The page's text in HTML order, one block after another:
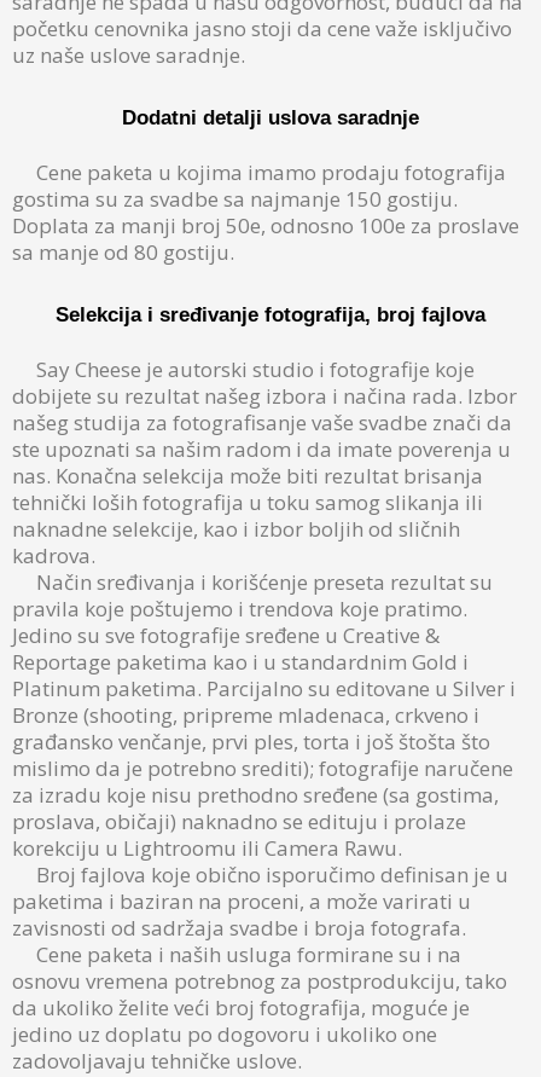
početku cenovnika jasno stoji da cene važe isključivo
uz naše uslove saradnje.
Dodatni detalji uslova saradnje
Cene paketa u kojima imamo prodaju fotografija
gostima su za svadbe sa najmanje 150 gostiju.
Doplata za manji broj 50e, odnosno 100e za proslave
sa manje od 80 gostiju.
Selekcija i sređivanje fotografija, broj fajlova
Say Cheese je autorski studio i fotografije koje
dobijete su rezultat našeg izbora i načina rada. Izbor
našeg studija za fotografisanje vaše svadbe znači da
ste upoznati sa našim radom i da imate poverenja u
nas. Konačna selekcija može biti rezultat brisanja
tehnički loših fotografija u toku samog slikanja ili
naknadne selekcije, kao i izbor boljih od sličnih
kadrova.
Način sređivanja i korišćenje preseta rezultat su
pravila koje poštujemo i trendova koje pratimo.
Jedino su sve fotografije sređene u Creative &
Reportage paketima kao i u standardnim Gold i
Platinum paketima. Parcijalno su editovane u Silver i
Bronze (shooting, pripreme mladenaca, crkveno i
građansko venčanje, prvi ples, torta i još štošta što
mislimo da je potrebno srediti); fotografije naručene
za izradu koje nisu prethodno sređene (sa gostima,
proslava, običaji) naknadno se edituju i prolaze
korekciju u Lightroomu ili Camera Rawu.
Broj fajlova koje obično isporučimo definisan je u
paketima i baziran na proceni, a može varirati u
zavisnosti od sadržaja svadbe i broja fotografa.
Cene paketa i naših usluga formirane su i na
osnovu vremena potrebnog za postprodukciju, tako
da ukoliko želite veći broj fotografija, moguće je
jedino uz doplatu po dogovoru i ukoliko one
zadovoljavaju tehničke uslove.